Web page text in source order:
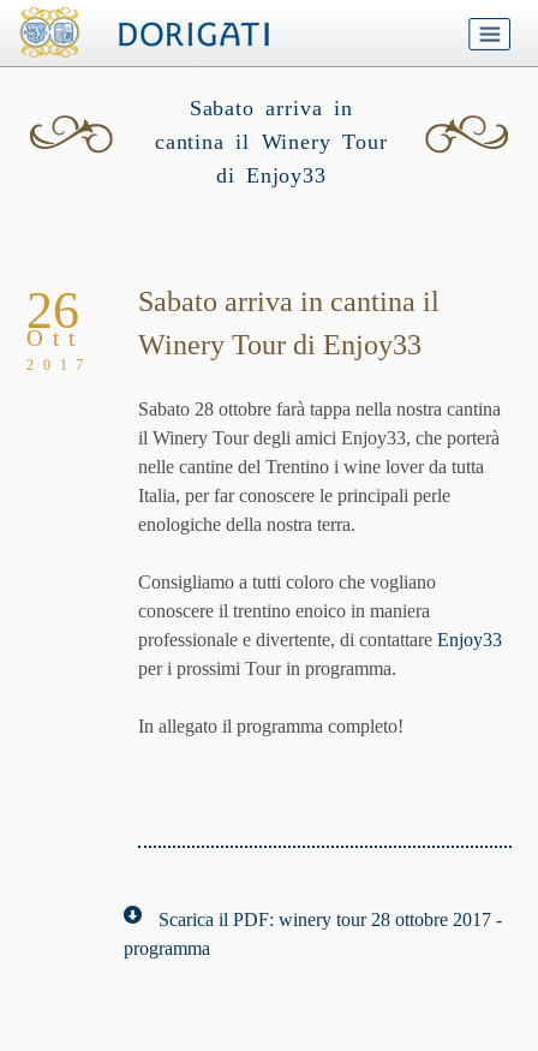
Sabato arriva in
cantina il Winery Tour
di Enjoy33
26
Ott
2017
Sabato arriva in cantina il
Winery Tour di Enjoy33
Sabato 28 ottobre farà tappa nella nostra cantina
il Winery Tour degli amici Enjoy33, che porterà
nelle cantine del Trentino i wine lover da tutta
Italia, per far conoscere le principali perle
enologiche della nostra terra.
Consigliamo a tutti coloro che vogliano
conoscere il trentino enoico in maniera
professionale e divertente, di contattareEnjoy33
per i prossimi Tour in programma.
In allegato il programma completo!
Scarica il PDF: winery tour 28 ottobre 2017 -
programma